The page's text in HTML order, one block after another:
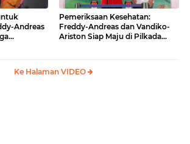
Andreas
Pemeriksaan Kesehatan:
Freddy-Andreas dan Vandiko-
Ariston Siap Maju di Pilkada
Ke Halaman VIDEO